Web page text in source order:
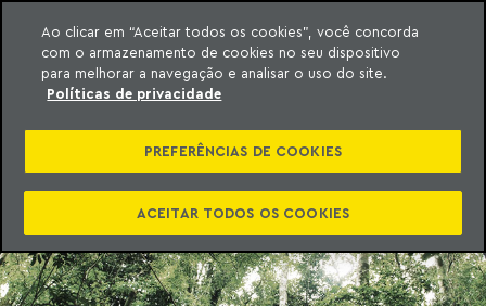
o conteúdo
Machado Meyer
Ao clicar em “Aceitar todos os cookies”, você concorda
com o armazenamento de cookies no seu dispositivo
para melhorar a navegação e analisar o uso do site.
Políticas de privacidade
PREFERÊNCIAS DE COOKIES
ACEITAR TODOS OS COOKIES